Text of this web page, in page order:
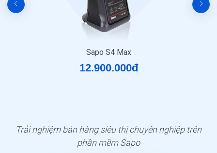
Máy in hóa đơn XP-K200L
1.350.000đ
Trải nghiệm bán hàng siêu thị chuyên nghiệp trên
phần mềm Sapo